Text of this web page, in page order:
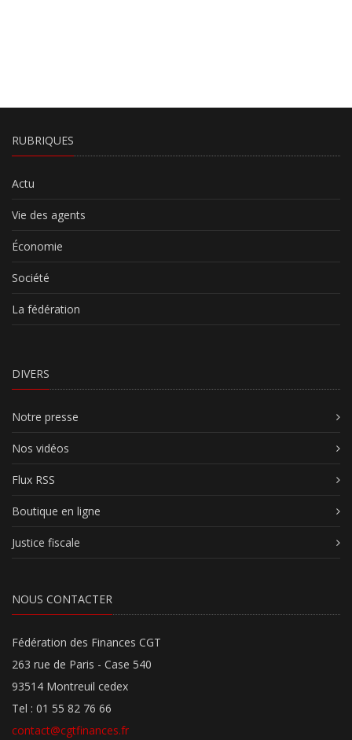
RUBRIQUES
Actu
Vie des agents
Économie
Société
La fédération
DIVERS
Notre presse
Nos vidéos
Flux RSS
Boutique en ligne
Justice fiscale
NOUS CONTACTER
Fédération des Finances CGT
263 rue de Paris - Case 540
93514 Montreuil cedex
Tel : 01 55 82 76 66
contact@cgtfinances.fr